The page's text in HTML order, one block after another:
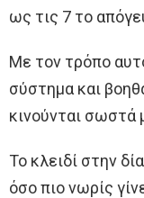
ως τις 7 το
Με τον τρόπο
σύστημα και
κινούνται
Το κλειδί στην
όσο πιο νωρίς